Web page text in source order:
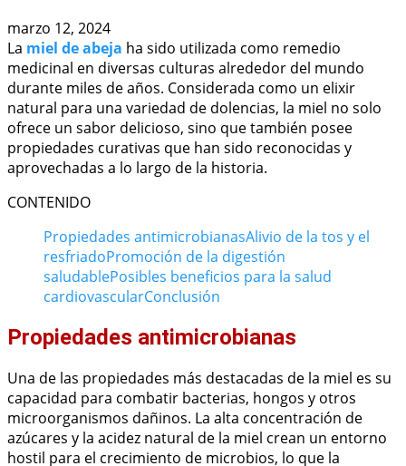
marzo 12, 2024
La miel de abeja ha sido utilizada como remedio
medicinal en diversas culturas alrededor del mundo
durante miles de años. Considerada como un elixir
natural para una variedad de dolencias, la miel no solo
ofrece un sabor delicioso, sino que también posee
propiedades curativas que han sido reconocidas y
aprovechadas a lo largo de la historia.
CONTENIDO
Propiedades antimicrobianasAlivio de la tos y el
resfriadoPromoción de la digestión
saludablePosibles beneficios para la salud
cardiovascularConclusión
Propiedades antimicrobianas
Una de las propiedades más destacadas de la miel es su
capacidad para combatir bacterias, hongos y otros
microorganismos dañinos. La alta concentración de
azúcares y la acidez natural de la miel crean un entorno
hostil para el crecimiento de microbios, lo que la